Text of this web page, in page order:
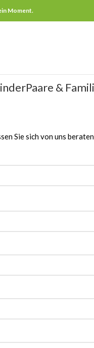
Moment.
Paare &
Sie sich von uns